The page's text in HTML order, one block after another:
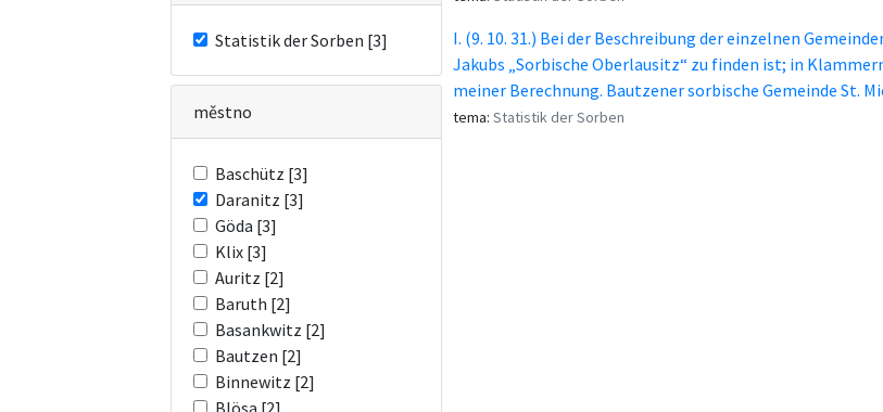
Statistik der Sorben [3]
městno
Baschütz [3]
Daranitz [3]
Göda [3]
Klix [3]
Auritz [2]
Baruth [2]
Basankwitz [2]
Bautzen [2]
Binnewitz [2]
Blösa [2]
I. (9. 10. 31.) Bei der Beschreibung der einzelnen
Jakubs „Sorbische Oberlausitz“ zu finden ist; in
meiner Berechnung. Bautzener sorbische Gemeinde St.
tema: Statistik der Sorben